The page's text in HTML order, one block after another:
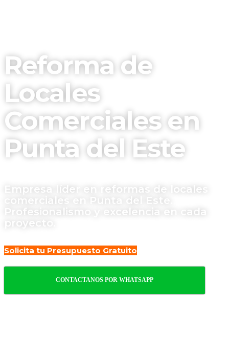
Reforma de
Locales
Comerciales en
Punta del Este
Empresa líder en reformas de locales
comerciales en Punta del Este.
Profesionalismo y excelencia en cada
proyecto.
Solicita tu Presupuesto Gratuito
CONTACTANOS POR WHATSAPP